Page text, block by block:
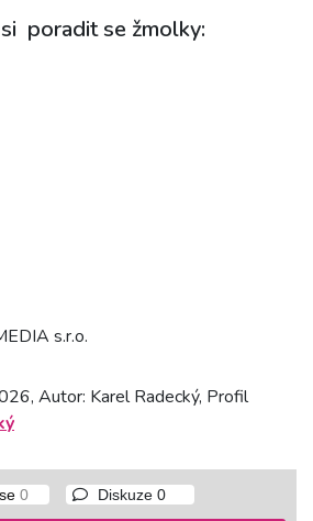
poradit se žmolky:
s.r.o.
Autor: Karel Radecký, Profil
Diskuze 0